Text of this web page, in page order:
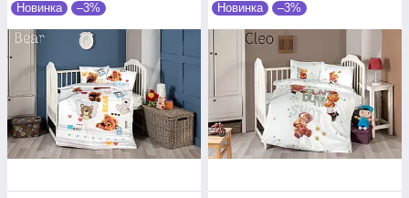
Новинка –3% Новинка –3%